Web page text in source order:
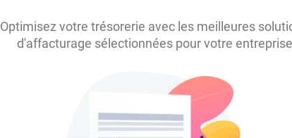
Optimisez votre trésorerie avec les meilleures
d'affacturage sélectionnées pour votre entreprise